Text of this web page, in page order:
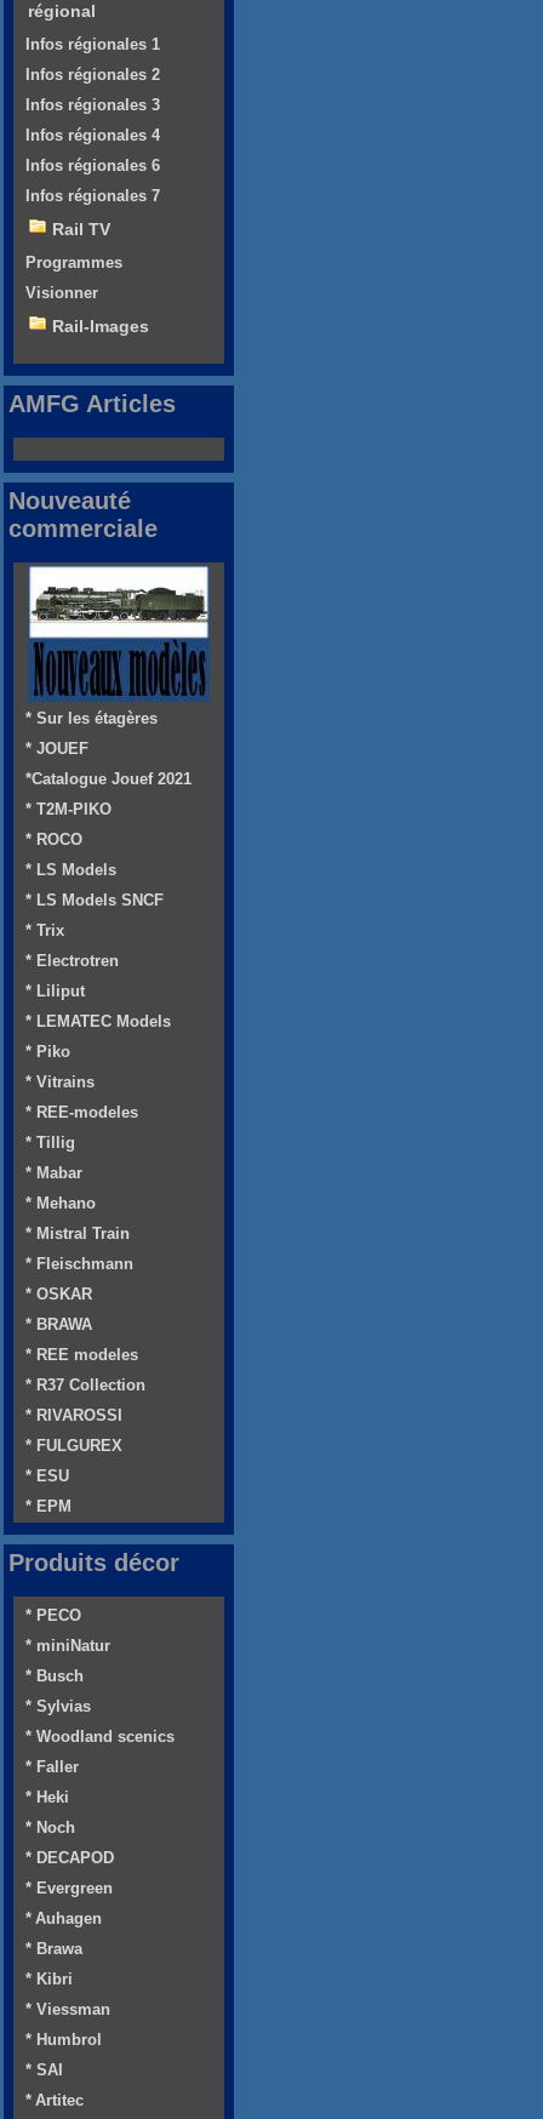
régional
Infos régionales 1
Infos régionales 2
Infos régionales 3
Infos régionales 4
Infos régionales 6
Infos régionales 7
Rail TV
Programmes
Visionner
Rail-Images
AMFG Articles
Nouveauté
commerciale
* Sur les étagères
* JOUEF
*Catalogue Jouef 2021
* T2M-PIKO
* ROCO
* LS Models
* LS Models SNCF
* Trix
* Electrotren
* Liliput
* LEMATEC Models
* Piko
* Vitrains
* REE-modeles
* Tillig
* Mabar
* Mehano
* Mistral Train
* Fleischmann
* OSKAR
* BRAWA
* REE modeles
* R37 Collection
* RIVAROSSI
* FULGUREX
* ESU
* EPM
Produits décor
* PECO
* miniNatur
* Busch
* Sylvias
* Woodland scenics
* Faller
* Heki
* Noch
* DECAPOD
* Evergreen
* Auhagen
* Brawa
* Kibri
* Viessman
* Humbrol
* SAI
* Artitec